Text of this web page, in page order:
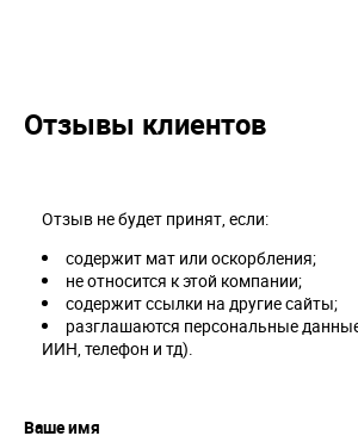
Отзывы клиентов
Ваше имя
Отзыв не будет принят, если:
содержит мат или оскорбления;
не относится к этой компании;
содержит ссылки на другие сайты;
разглашаются персональные
ИИН, телефон и тд).